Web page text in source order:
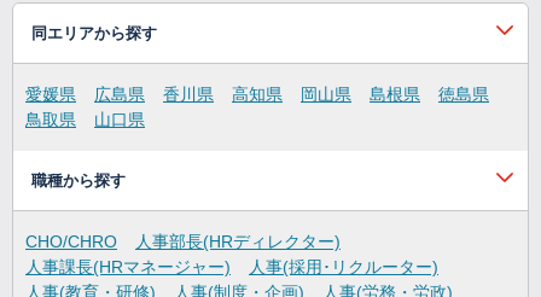
同エリアから探す
愛媛県 広島県 香川県 高知県 岡山県 島根県
徳島県
鳥取県
山口県
職種から探す
CHO/CHRO
人事部長(HRディレクター)
人事課長(HRマネージャー)
人事(採用･リクルーター)
人事(教育・研修)
人事(制度・企画)
人事(労務・労政)